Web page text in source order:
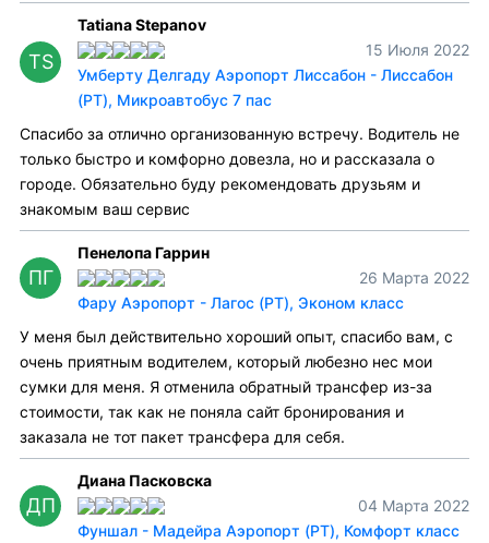
TS
Tatiana Stepanov
15 Июля 2022
Умберту Делгаду Аэропорт Лиссабон - Лиссабон
(PT), Микроавтобус 7 пас
Спасибо за отлично организованную встречу. Водитель не
только быстро и комфорно довезла, но и рассказала о
городе. Обязательно буду рекомендовать друзьям и
знакомым ваш сервис
ПГ
Пенелопа Гаррин
26 Марта 2022
Фару Аэропорт - Лагос (PT), Эконом класс
У меня был действительно хороший опыт, спасибо вам, с
очень приятным водителем, который любезно нес мои
сумки для меня. Я отменила обратный трансфер из-за
стоимости, так как не поняла сайт бронирования и
заказала не тот пакет трансфера для себя.
ДП
Диана Пасковска
04 Марта 2022
Фуншал - Мадейра Аэропорт (PT), Комфорт класс